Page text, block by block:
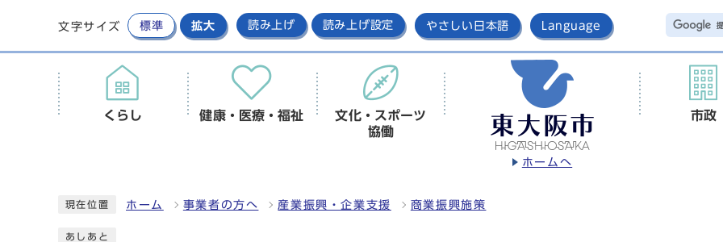
文字サイズ 標準 拡大 読み上げ 読み上げ設定 やさしい日本語 Language
ホームへ
くらし 健康・医療・福祉
文化・スポーツ
協働
市政
現在位置 ホーム 事業者の方へ 産業振興・企業支援 商業振興施策
あしあと